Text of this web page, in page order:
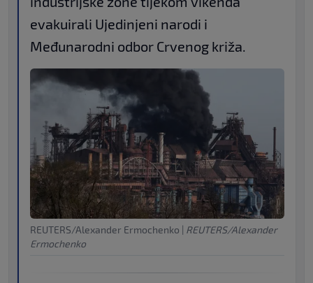
evakuirali Ujedinjeni narodi i
Međunarodni odbor Crvenog križa.
REUTERS/Alexander Ermochenko | REUTERS/Alexander
Ermochenko